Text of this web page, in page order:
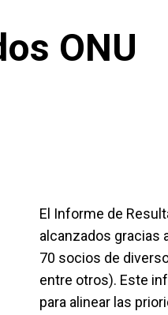
ONU
El Informe de
alcanzados gracias
70 socios de
entre otros). Este
para alinear las